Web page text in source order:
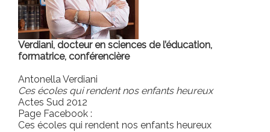
Verdiani, docteur en sciences de l’éducation,
formatrice, conférencière
Antonella Verdiani
Ces écoles qui rendent nos enfants heureux
Actes Sud 2012
Page Facebook :
Ces écoles qui rendent nos enfants heureux